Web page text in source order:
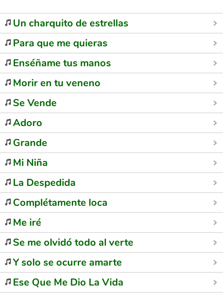
Un charquito de estrellas
Para que me quieras
Enséñame tus manos
Morir en tu veneno
Se Vende
Adoro
Grande
Mi Niña
La Despedida
Complétamente loca
Me iré
Se me olvidó todo al verte
Y solo se ocurre amarte
Ese Que Me Dio La Vida